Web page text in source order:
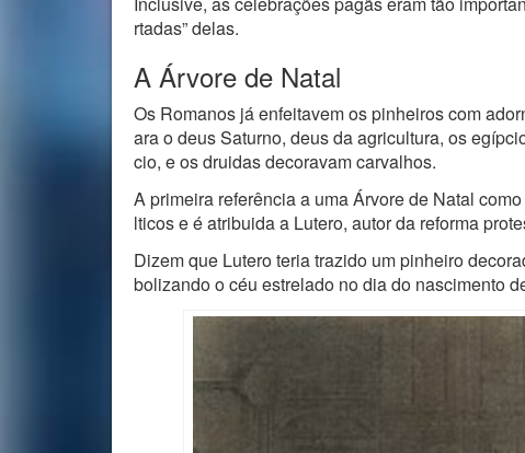
rtadas” delas.
A Árvore de Natal
Os Romanos já enfeitavem os pinheiros com
ara o deus Saturno, deus da agricultura, os
cio, e os druidas decoravam carvalhos.
A primeira referência a uma Árvore de Natal
lticos e é atribuida a Lutero, autor da reforma
Dizem que Lutero teria trazido um pinheiro
bolizando o céu estrelado no dia do nascimento